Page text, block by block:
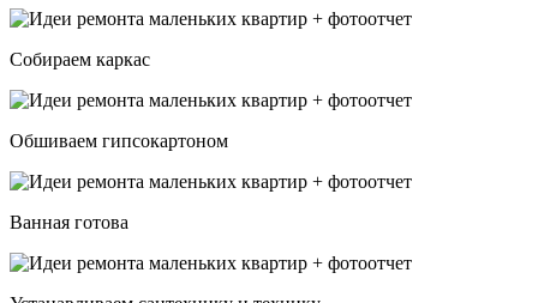
Собираем каркас
Обшиваем гипсокартоном
Ванная готова